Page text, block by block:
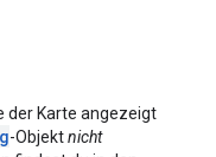
der Karte angezeigt
-Objektnicht